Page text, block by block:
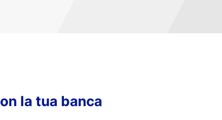
la tua banca